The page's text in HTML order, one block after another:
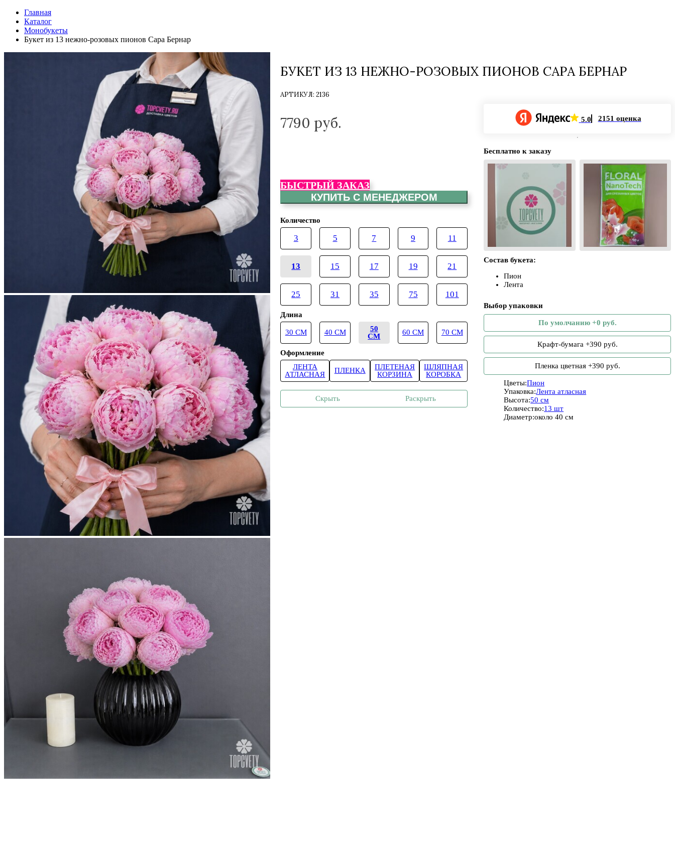
Главная
Каталог
Монобукеты
Букет из 13 нежно-розовых пионов Сара Бернар
БУКЕТ ИЗ 13 НЕЖНО-РОЗОВЫХ ПИОНОВ САРА БЕРНАР
АРТИКУЛ:2136
7790 руб.
БЫСТРЫЙ ЗАКАЗ
КУПИТЬ С МЕНЕДЖЕРОМ
Количество
3 5 7 9 11
13 15 17 19 21
25 31 35 75 101
Длина
30 СМ 40 СМ
50
СМ
60 СМ 70 СМ
Оформление
ЛЕНТА
АТЛАСНАЯ
ПЛЕНКА
ПЛЕТЕНАЯ
КОРЗИНА
ШЛЯПНАЯ
КОРОБКА
Скрыть Раскрыть
5.0 2151 оценка
Бесплатно к заказу
Состав букета:
Пион
Лента
Выбор упаковки
По умолчанию +0 руб.
Крафт-бумага +390 руб.
Пленка цветная +390 руб.
Цветы:Пион
Упаковка:Лента атласная
Высота:50 см
Количество:13 шт
Диаметр:около 40 см